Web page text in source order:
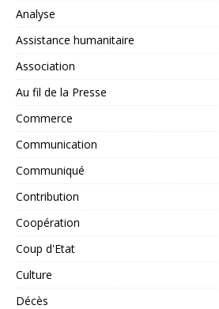
Analyse
Assistance humanitaire
Association
Au fil de la Presse
Commerce
Communication
Communiqué
Contribution
Coopération
Coup d'Etat
Culture
Décès